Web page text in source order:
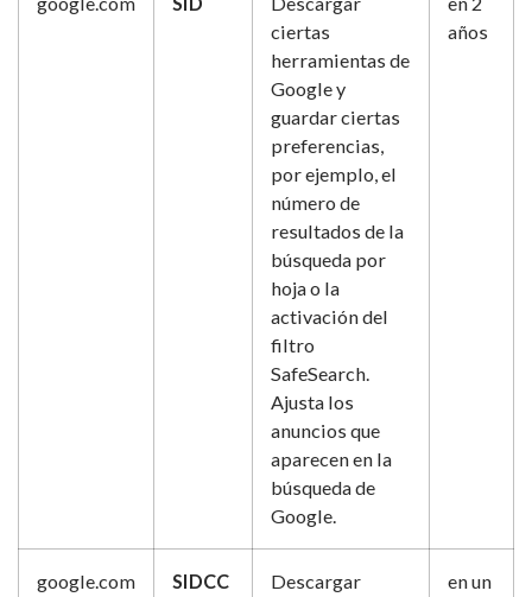
ciertas
herramientas de
Google y
guardar ciertas
preferencias,
por ejemplo, el
número de
resultados de la
búsqueda por
hoja o la
activación del
filtro
SafeSearch.
Ajusta los
anuncios que
aparecen en la
búsqueda de
Google.
años
google.com SIDCC
Descargar
en un